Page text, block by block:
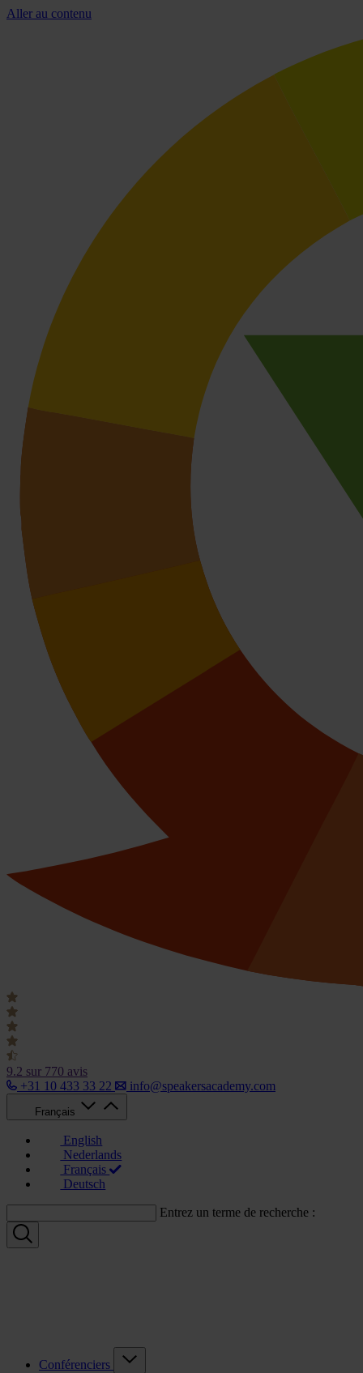
Aller au contenu
9.2 sur 770 avis
+31 10 433 33 22
info@speakersacademy.com
Français
English
Nederlands
Français
Deutsch
Entrez un terme de recherche :
Conférenciers